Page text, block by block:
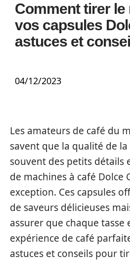
Comment tirer le
vos capsules
astuces et
04/12/2023
Les amateurs de café du
savent que la qualité de
souvent des petits détails
de machines à café Dolce
exception. Ces capsules
de saveurs délicieuses
assurer que chaque tasse
expérience de café
astuces et conseils pour